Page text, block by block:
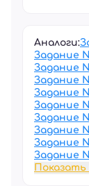
Аналоги:
Задание
Задание
Задание
Задание
Задание
Задание
Задание
Задание
Задание
Показать